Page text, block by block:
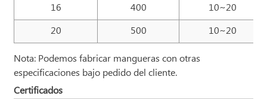
16
400
10~20
20
500 10~20
Nota: Podemos fabricar mangueras con otras
especificaciones bajo pedido del cliente.
Certificados